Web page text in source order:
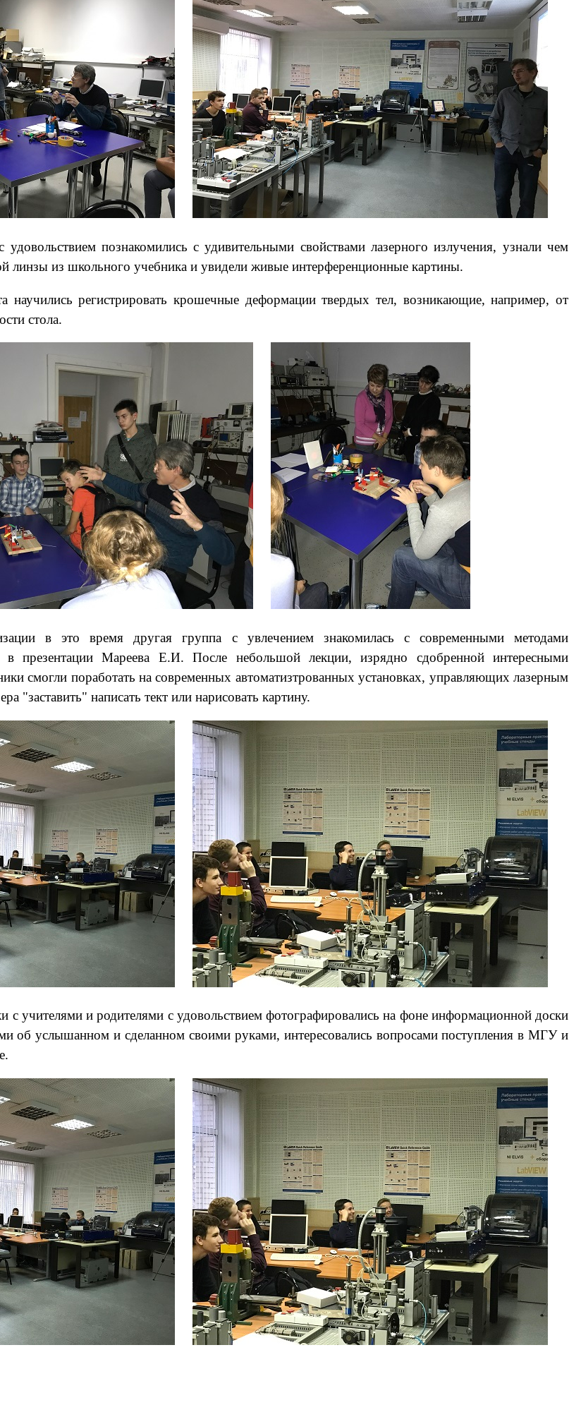
познакомились с удивительными свойствами лазерного излучения, узнали чем
линзы из школьного учебника и увидели живые интерференционные картины.
регистрировать крошечные деформации твердых тел, возникающие, например, от
стола.
в это время другая группа с увлечением знакомилась с современными методами
в презентации Мареева Е.И. После небольшой лекции, изрядно сдобренной интересными
смогли поработать на современных автоматизтрованных установках, управляющих лазерным
"заставить" написать тект или нарисовать картину.
с учителями и родителями с удовольствием фотографировались на фоне информационной доски
об услышанном и сделанном своими руками, интересовались вопросами поступления в МГУ и